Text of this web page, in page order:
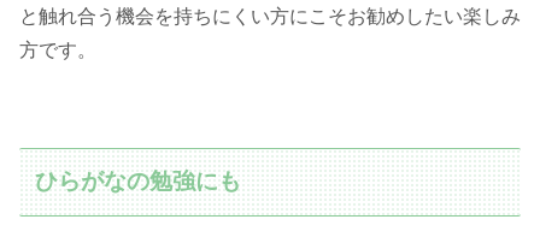
と触れ合う機会を持ちにくい方にこそお勧めしたい楽しみ
方です。
ひらがなの勉強にも